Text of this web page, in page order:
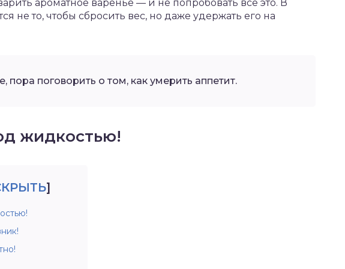
ароматное варенье — и не попробовать все это. В
не то, чтобы сбросить вес, но даже удержать его на
пора поговорить о том, как умерить аппетит.
жидкостью!
]